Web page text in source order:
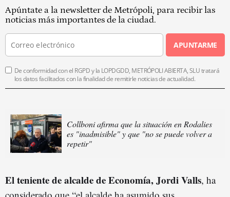
Apúntate a la newsletter de Metrópoli, para recibir las
noticias más importantes de la ciudad.
APUNTARME
De conformidad con el RGPD y la LOPDGDD, METRÓPOLI ABIERTA, SLU tratará
los datos facilitados con la finalidad de remitirle noticias de actualidad.
Collboni afirma que la situación en Rodalies
es "inadmisible" y que "no se puede volver a
repetir"
El teniente de alcalde de Economía, Jordi Valls, ha